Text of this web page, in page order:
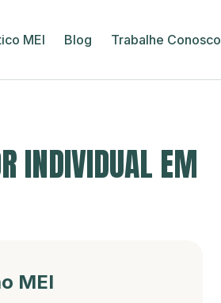
MEI Blog Trabalhe Conosco
INDIVIDUAL EM
MEI